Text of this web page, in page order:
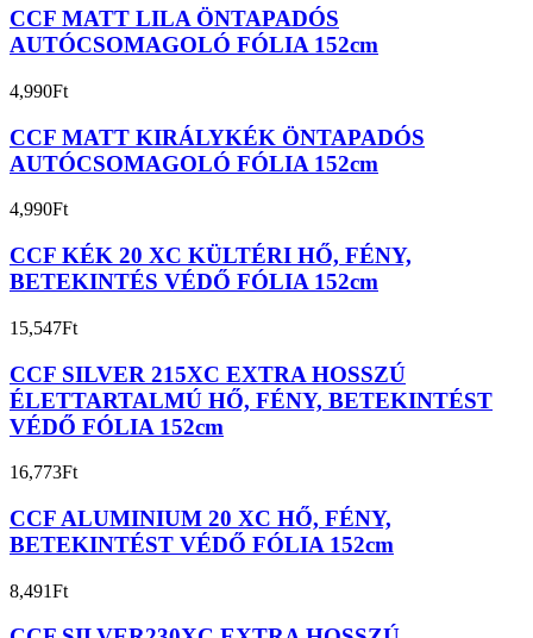
CCF MATT LILA ÖNTAPADÓS
AUTÓCSOMAGOLÓ FÓLIA 152cm
4,990Ft
CCF MATT KIRÁLYKÉK ÖNTAPADÓS
AUTÓCSOMAGOLÓ FÓLIA 152cm
4,990Ft
CCF KÉK 20 XC KÜLTÉRI HŐ, FÉNY,
BETEKINTÉS VÉDŐ FÓLIA 152cm
15,547Ft
CCF SILVER 215XC EXTRA HOSSZÚ
ÉLETTARTALMÚ HŐ, FÉNY, BETEKINTÉST
VÉDŐ FÓLIA 152cm
16,773Ft
CCF ALUMINIUM 20 XC HŐ, FÉNY,
BETEKINTÉST VÉDŐ FÓLIA 152cm
8,491Ft